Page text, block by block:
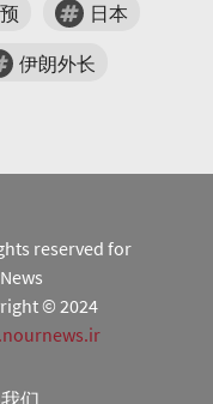
日本
伊朗外长
reserved for
© 2024